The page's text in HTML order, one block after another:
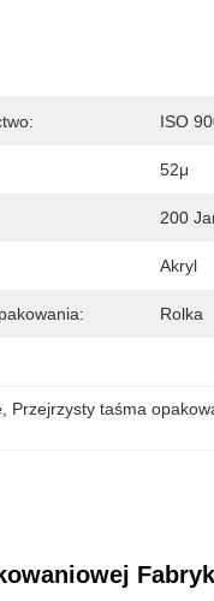
ISO
52μ
200
Akryl
Rolka
Przejrzysty taśma